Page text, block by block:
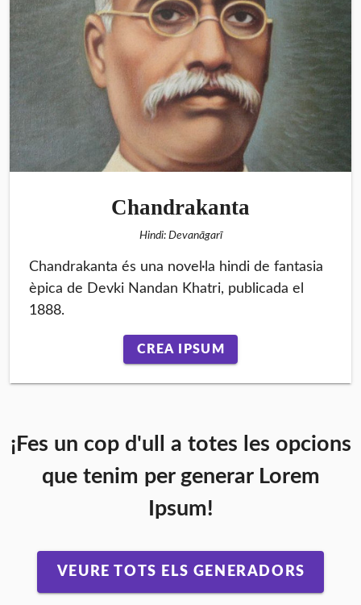
Chandrakanta
Hindi: Devanāgarī
Chandrakanta és una novel·la hindi de fantasia
èpica de Devki Nandan Khatri, publicada el
1888.
CREA IPSUM
¡Fes un cop d'ull a totes les opcions
que tenim per generar Lorem
Ipsum!
VEURE TOTS ELS GENERADORS